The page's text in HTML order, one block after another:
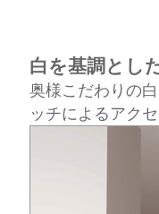
白を基調とし
奥様こだわりの
ッチによるアク